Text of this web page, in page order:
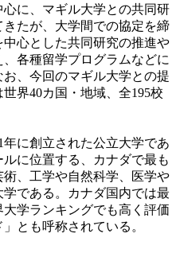
に、マギル大学との共同研
たが、大学間での協定を締
心とした共同研究の推進や
各種留学プログラムなどに
、今回のマギル大学との提
界40カ国・地域、全195校
に創立された公立大学であ
に位置する、カナダで最も
、工学や自然科学、医学や
である。カナダ国内では最
学ランキングでも高く評価
とも呼称されている。